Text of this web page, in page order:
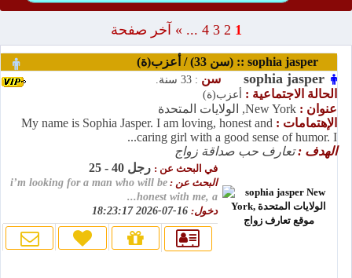
1
2
3
4
...
» آخر صفحة
sophia jasper سن : 33 سنة.
الحالة الاجتماعية : أعزب(ة)
عنوان : New York, الولايات المتحدة
الإهتمامات : My name is Sophia Jasper. I am loving, honest and
caring girl with a good sense of humor. I...
الهدف :تعارف حب صداقة زواج
في البحث عن : رجل 40 - 25
البحث عن : i’m looking for a man who will be
honest with me, a...
دخول: